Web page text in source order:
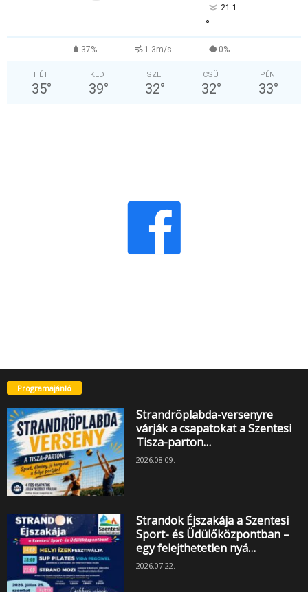
21.1
°
37% 1.3m/s 0%
HÉT
35°
KED
39°
SZE
32°
CSÜ
32°
PÉN
33°
Programajánló
Strandröplabda-versenyre
várják a csapatokat a Szentesi
Tisza-parton…
2026.08.09.
Strandok Éjszakája a Szentesi
Sport- és Üdülőközpontban –
egy felejthetetlen nyá…
2026.07.22.